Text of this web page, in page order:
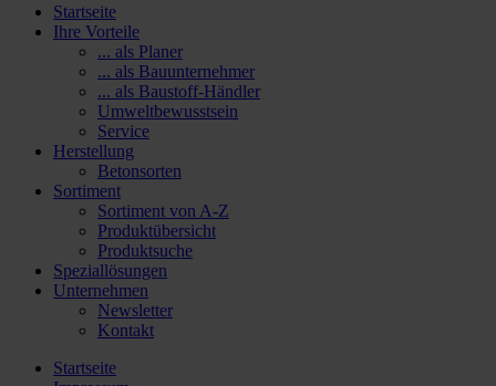
Startseite
Ihre Vorteile
... als Planer
... als Bauunternehmer
... als Baustoff-Händler
Umweltbewusstsein
Service
Herstellung
Betonsorten
Sortiment
Sortiment von A-Z
Produktübersicht
Produktsuche
Speziallösungen
Unternehmen
Newsletter
Kontakt
Startseite